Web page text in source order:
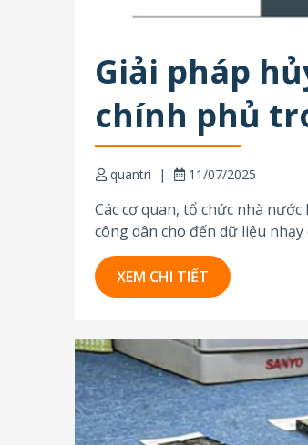
Giải pháp
chính phủ
quantri 11/07/2025
Các cơ quan, tổ chức nhà
công dân cho đến dữ liệu
công....
XEM CHI TIẾT